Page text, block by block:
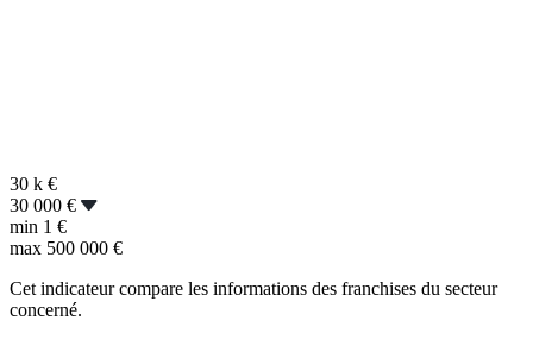
30 k €
30 000 €
min 1 €
max 500 000 €
Cet indicateur compare les informations des franchises du secteur
concerné.